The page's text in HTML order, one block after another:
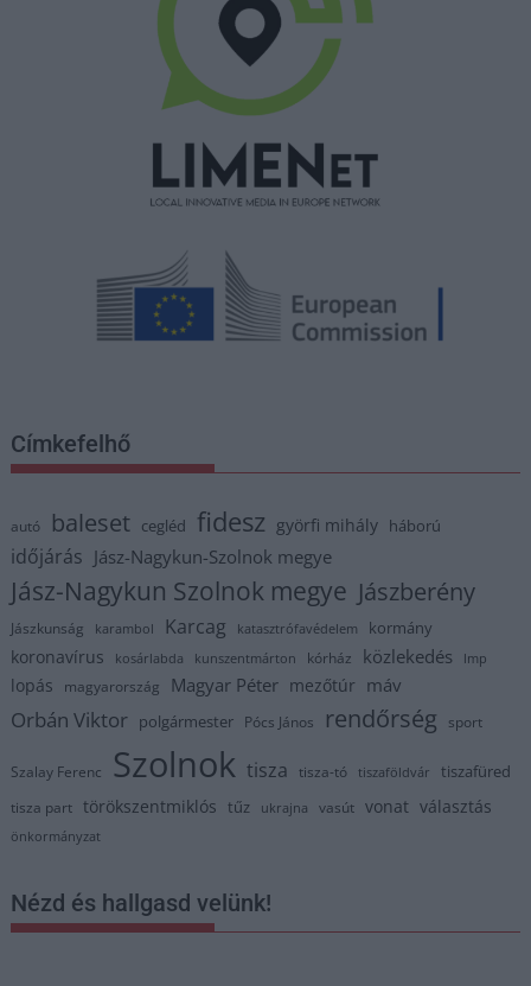
Címkefelhő
autó baleset cegléd fidesz györfi mihály háború
időjárás Jász-Nagykun-Szolnok megye
Jász-Nagykun Szolnok megye Jászberény
Jászkunság karambol Karcag katasztrófavédelem kormány
koronavírus kosárlabda kunszentmárton kórház közlekedés lmp
lopás magyarország Magyar Péter mezőtúr máv
Orbán Viktor polgármester Pócs János rendőrség sport
Szalay Ferenc Szolnok tisza tisza-tó tiszaföldvár tiszafüred
tisza part törökszentmiklós tűz ukrajna vasút vonat választás
önkormányzat
Nézd és hallgasd velünk!